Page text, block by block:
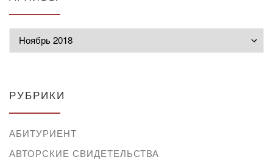
РУБРИКИ
АБИТУРИЕНТ
АВТОРСКИЕ СВИДЕТЕЛЬСТВА